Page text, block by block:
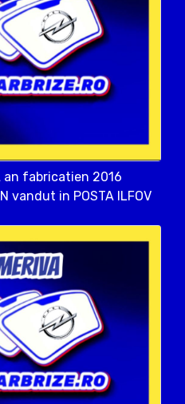
an fabricatien 2016
vandut in POSTA ILFOV